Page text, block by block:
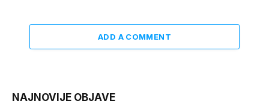
ADD A COMMENT
NAJNOVIJE OBJAVE